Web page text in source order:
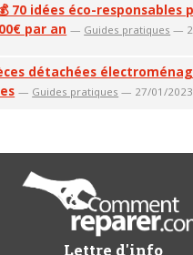
70 idées éco-responsables
par an — Guides pratiques —
détachées
— Guides pratiques — 27/01/2023
Lettre d'info